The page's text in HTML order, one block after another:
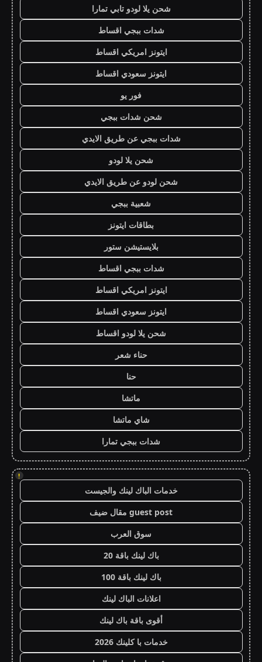
شحن يلا لودو تابي تمارا
شدات ببجي اقساط
ايتونز امريكي اقساط
ايتونز سعودي اقساط
فور يو
شحن شدات ببجي
شدات ببجي عن طريق الايدي
شحن يلا لودو
شحن لودو عن طريق الايدي
شعبية ببجي
بطاقات ايتونز
بلايستيشن ستور
شدات ببجي اقساط
ايتونز امريكي اقساط
ايتونز سعودي اقساط
شحن يلا لودو اقساط
حناء شعر
حنا
ماتشا
شاي ماتشا
شدات ببجي تمارا
!
خدمات الباك لينك والجيست
guest post مقال ضيف
سوق العرب
باك لينك باقة 20
باك لينك باقة 100
اعلانات الباك لينك
أقوى باقة باك لينك
خدمات با كلينك 2026